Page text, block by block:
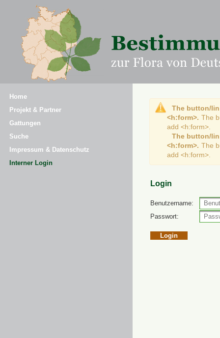
Home
Projekt & Partner
Gattungen
Suche
Impressum & Datenschutz
Interner Login
The button/
<h:form>. The
add <h:form>.
The button/
<h:form>. The
add <h:form>.
Login
Benutzername:
Passwort: